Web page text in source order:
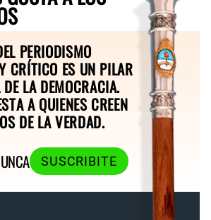
PERIODISMO
CRÍTICO ES UN PILAR
LA DEMOCRACIA.
A QUIENES CREEN
DE LA VERDAD.
SUSCRIBITE